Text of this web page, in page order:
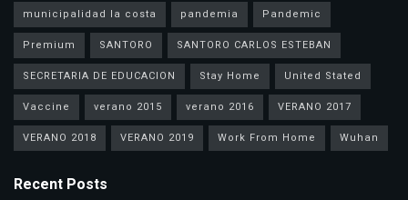
municipalidad la costa
pandemia
Pandemic
Premium
SANTORO
SANTORO CARLOS ESTEBAN
SECRETARIA DE EDUCACION
Stay Home
United Stated
Vaccine
verano 2015 verano 2016
VERANO 2017
VERANO 2018
VERANO 2019 Work From Home Wuhan
Recent Posts